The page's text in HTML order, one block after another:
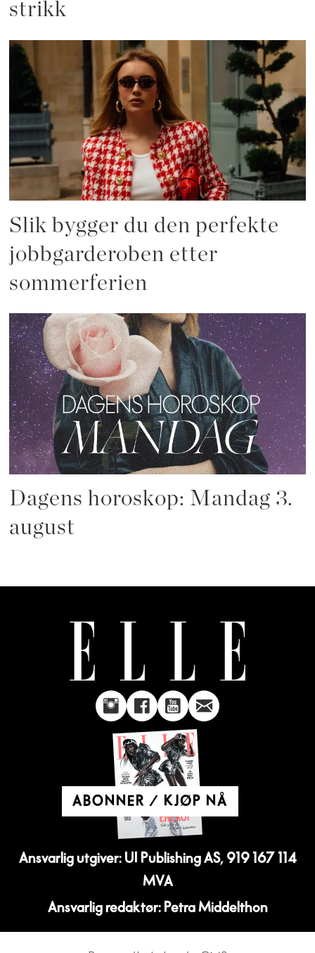
strikk
Slik bygger du den perfekte
jobbgarderoben etter
sommerferien
Dagens horoskop: Mandag 3.
august
ABONNER / KJØP NÅ
Ansvarlig utgiver: UI Publishing AS, 919 167 114
MVA
Ansvarlig redaktør: Petra Middelthon